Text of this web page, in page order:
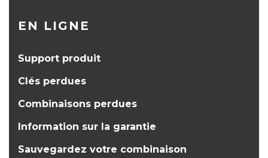
EN LIGNE
Support produit
Clés perdues
Combinaisons perdues
Information sur la garantie
Sauvegardez votre combinaison